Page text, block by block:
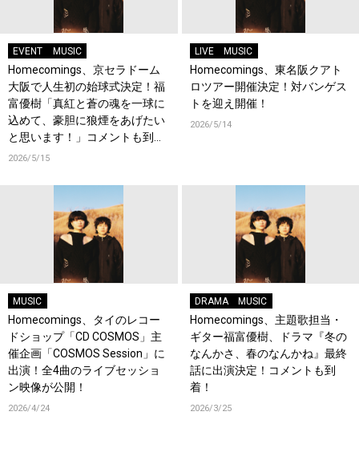
EVENT MUSIC
Homecomings、京セラドーム
大阪で人生初の始球式決定！福
富優樹「真紅と蒼の魂を一球に
込めて、豪胆に狼煙をあげたい
と思います！」コメントも到
着！
2026/5/15
LIVE MUSIC
Homecomings、東名阪クアト
ロツアー開催決定！対バンゲス
トを迎え開催！
2026/5/14
MUSIC
Homecomings、タイのレコー
ドショップ「CD COSMOS」主
催企画「COSMOS Session」に
出演！全4曲のライブセッショ
ン映像が公開！
2026/4/24
DRAMA MUSIC
Homecomings、主題歌担当・
ギター福富優樹、ドラマ『冬の
なんかさ、春のなんかね』最終
話に出演決定！コメントも到
着！
2026/3/25